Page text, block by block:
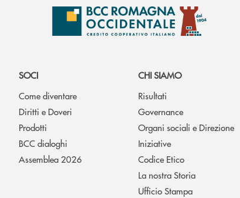
SOCI
Come diventare
Diritti e Doveri
Prodotti
BCC dialoghi
Assemblea 2026
CHI SIAMO
Risultati
Governance
Organi sociali e Direzione
Iniziative
Codice Etico
La nostra Storia
Ufficio Stampa